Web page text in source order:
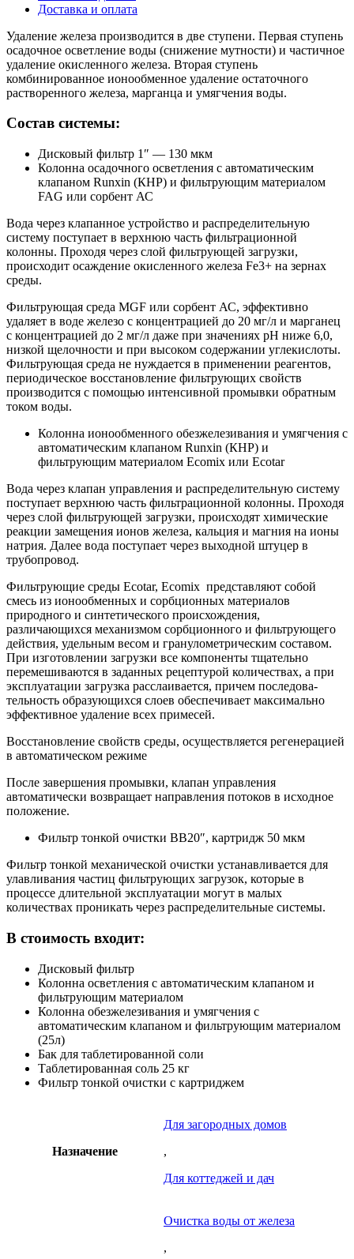
Доставка и оплата
Удаление железа производится в две ступени. Первая ступень
осадочное осветление воды (снижение мутности) и частичное
удаление окисленного железа. Вторая ступень
комбинированное ионообменное удаление остаточного
растворенного железа, марганца и умягчения воды.
Состав системы:
Дисковый фильтр 1″ — 130 мкм
Колонна осадочного осветления с автоматическим
клапаном Runxin (КНР) и фильтрующим материалом
FAG или сорбент АС
Вода через клапанное устройство и распределительную
систему поступает в верхнюю часть фильтрационной
колонны. Проходя через слой фильтрующей загрузки,
происходит осаждение окисленного железа Fe3+ на зернах
среды.
Фильтрующая среда MGF или сорбент АС, эффективно
удаляет в воде железо с концентрацией до 20 мг/л и марганец
с концентрацией до 2 мг/л даже при значениях рН ниже 6,0,
низкой щелочности и при высоком содержании углекислоты.
Фильтрующая среда не нуждается в применении реагентов,
периодическое восстановление фильтрующих свойств
производится с помощью интенсивной промывки обратным
током воды.
Колонна ионообменного обезжелезивания и умягчения с
автоматическим клапаном Runxin (КНР) и
фильтрующим материалом Ecomix или Ecotar
Вода через клапан управления и распределительную систему
поступает верхнюю часть фильтрационной колонны. Проходя
через слой фильтрующей загрузки, происходят химические
реакции замещения ионов железа, кальция и магния на ионы
натрия. Далее вода поступает через выходной штуцер в
трубопровод.
Фильтрующие среды Ecotar, Ecomix представляют собой
смесь из ионообменных и сорбционных материалов
природного и синтетического происхождения,
различающихся механизмом сорбционного и фильтрующего
действия, удельным весом и гранулометрическим составом.
При изготовлении загрузки все компоненты тщательно
перемешиваются в за­данных рецептурой количествах, а при
эксплуатации загрузка расслаивается, причем последова­
тельность образующихся слоев обеспечивает максимально
эффективное удаление всех примесей.
Восстановление свойств среды, осуществляется регенерацией
в автоматическом режиме
После завершения промывки, клапан управления
автоматически возвращает направления потоков в исходное
положение.
Фильтр тонкой очистки ВВ20″, картридж 50 мкм
Фильтр тонкой механической очистки устанавливается для
улавливания частиц фильтрующих загрузок, которые в
процессе длительной эксплуатации могут в малых
количествах проникать через распределительные системы.
В стоимость входит:
Дисковый фильтр
Колонна осветления с автоматическим клапаном и
фильтрующим материалом
Колонна обезжелезивания и умягчения с
автоматическим клапаном и фильтрующим материалом
(25л)
Бак для таблетированной соли
Таблетированная соль 25 кг
Фильтр тонкой очистки с картриджем
Назначение
Для загородных домов
,
Для коттеджей и дач
Очистка воды от железа
,